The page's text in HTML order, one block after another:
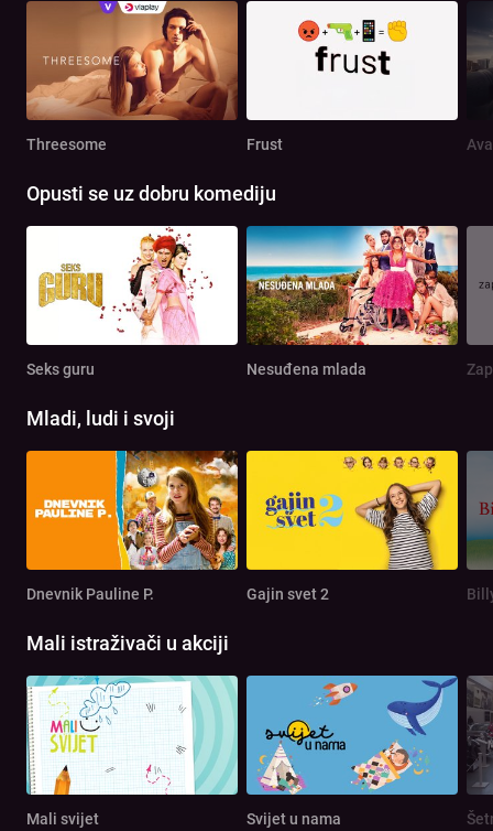
Threesome Frust
Opusti se uz dobru komediju
Seks guru Nesuđena mlada
Mladi, ludi i svoji
Dnevnik Pauline P. Gajin svet 2
Mali istraživači u akciji
Mali svijet Svijet u nama